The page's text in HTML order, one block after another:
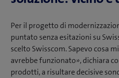
Per il progetto di
puntato senza esitazioni su
scelto Swisscom. Sapevo cosa
avrebbe funzionato», dichiara
prodotti, a risultare decisive